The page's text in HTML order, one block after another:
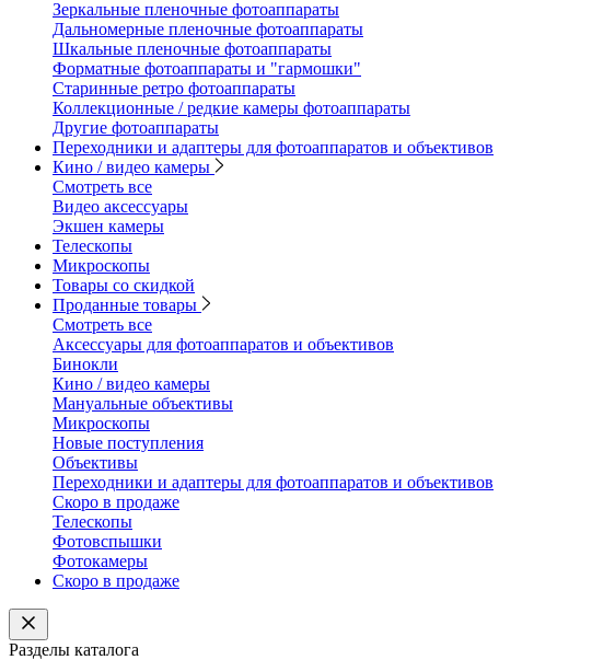
Зеркальные пленочные фотоаппараты
Дальномерные пленочные фотоаппараты
Шкальные пленочные фотоаппараты
Форматные фотоаппараты и "гармошки"
Старинные ретро фотоаппараты
Коллекционные / редкие камеры фотоаппараты
Другие фотоаппараты
Переходники и адаптеры для фотоаппаратов и объективов
Кино / видео камеры
Смотреть все
Видео аксессуары
Экшен камеры
Телескопы
Микроскопы
Товары со скидкой
Проданные товары
Смотреть все
Аксессуары для фотоаппаратов и объективов
Бинокли
Кино / видео камеры
Мануальные объективы
Микроскопы
Новые поступления
Объективы
Переходники и адаптеры для фотоаппаратов и объективов
Скоро в продаже
Телескопы
Фотовспышки
Фотокамеры
Скоро в продаже
Разделы каталога